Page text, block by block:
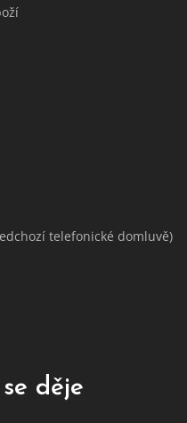
telefonické domluvě)
děje